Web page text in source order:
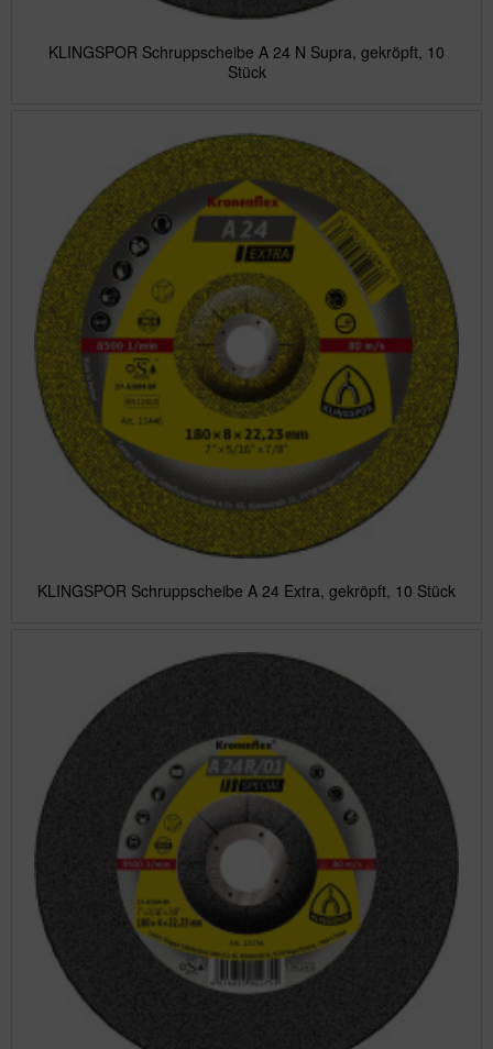
KLINGSPOR Schruppscheibe A 24 N Supra, gekröpft, 10
Stück
KLINGSPOR Schruppscheibe A 24 Extra, gekröpft, 10 Stück